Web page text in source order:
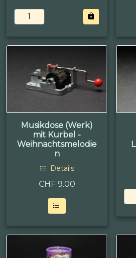
Musikdose (Werk)
mit Kurbel -
Weihnachtsmelodie
n
Details
CHF 9.00